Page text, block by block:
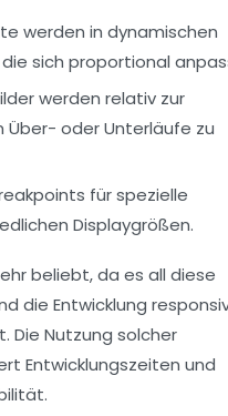
werden in dynamischen
sich proportional
werden relativ zur
Über- oder Unterläufe zu
für spezielle
Displaygrößen.
beliebt, da es all diese
die Entwicklung
Die Nutzung solcher
Entwicklungszeiten und